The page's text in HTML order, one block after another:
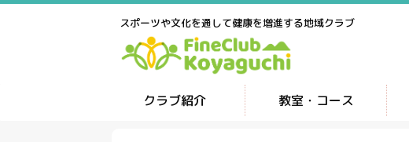
スポーツや文化を通して健康を増進する地域クラブ
クラブ紹介 教室・コース